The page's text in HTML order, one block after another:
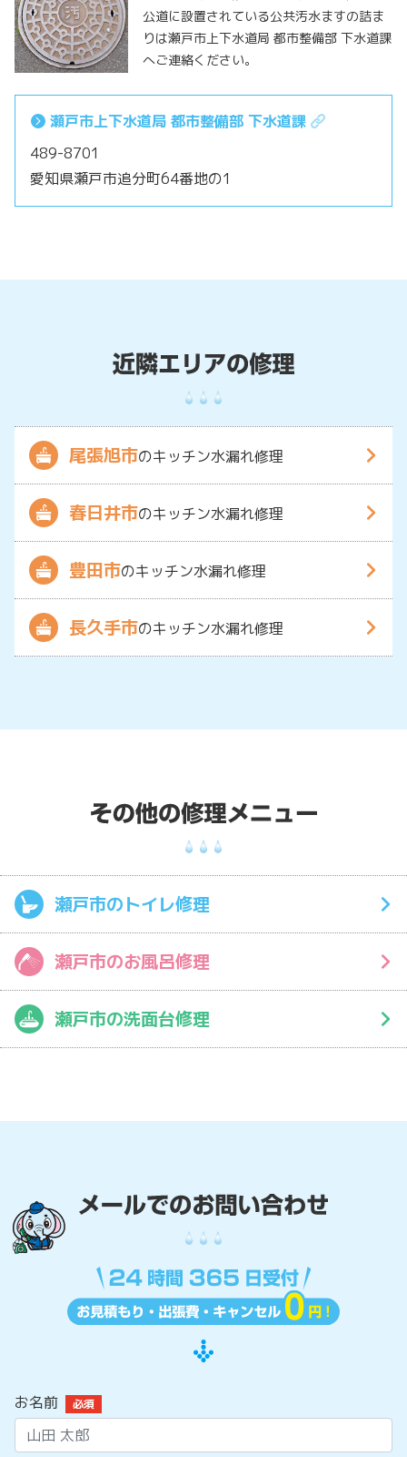
公道に設置されている公共汚水ますの詰ま
りは瀬戸市上下水道局 都市整備部 下水道課
へご連絡ください。
瀬戸市上下水道局 都市整備部 下水道課
489-8701
愛知県瀬戸市追分町64番地の1
尾張旭市のキッチン水漏れ修理
春日井市のキッチン水漏れ修理
豊田市のキッチン水漏れ修理
長久手市のキッチン水漏れ修理
瀬戸市のトイレ修理
瀬戸市のお風呂修理
瀬戸市の洗面台修理
お名前 必須